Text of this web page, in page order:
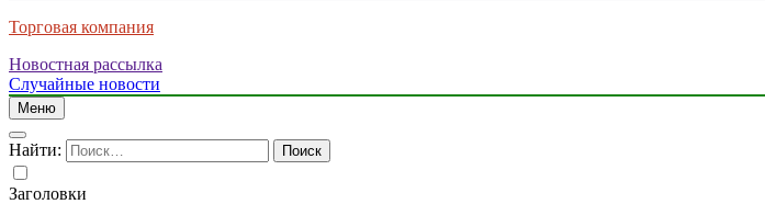
Торговая компания
Новостная рассылка
Случайные новости
Меню
Найти:
Заголовки